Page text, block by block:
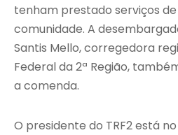
tenham prestado serviços
comunidade. A
Santis Mello, corregedora
Federal da 2ª Região,
a comenda.
O presidente do TRF2 está